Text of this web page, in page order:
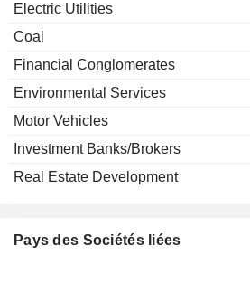
Electric Utilities
Coal
Financial Conglomerates
Environmental Services
Motor Vehicles
Investment Banks/Brokers
Real Estate Development
Pays des Sociétés liées